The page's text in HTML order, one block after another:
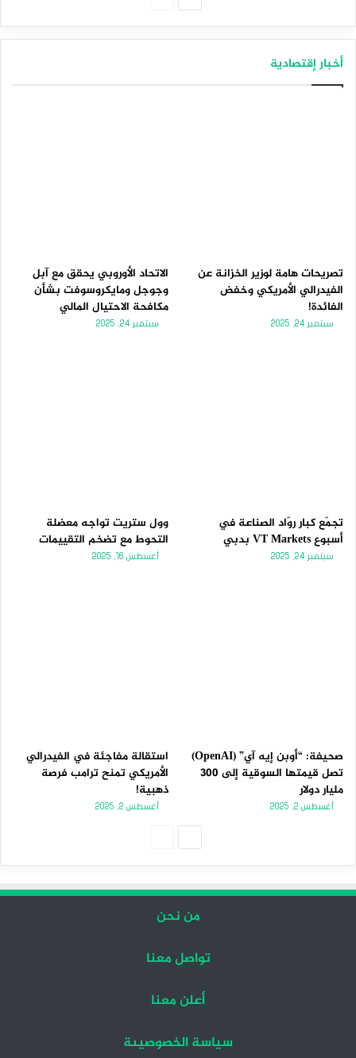
أخبار إقتصادية
تصريحات هامة لوزير الخزانة عن
الفيدرالي الأمريكي وخفض
الفائدة!
سبتمبر 24, 2025
الاتحاد الأوروبي يحقق مع آبل
وجوجل ومايكروسوفت بشأن
مكافحة الاحتيال المالي
سبتمبر 24, 2025
تجمّع كبار روّاد الصناعة في
أسبوع VT Markets بدبي
سبتمبر 24, 2025
وول ستريت تواجه معضلة
التحوط مع تضخم التقييمات
أغسطس 16, 2025
صحيفة: “أوبن إيه آي” (OpenAI)
تصل قيمتها السوقية إلى 300
مليار دولار
أغسطس 2, 2025
استقالة مفاجئة في الفيدرالي
الأمريكي تمنح ترامب فرصة
ذهبية!
أغسطس 2, 2025
من نحن
تواصل معنا
أعلن معنا
سياسة الخصوصيىة